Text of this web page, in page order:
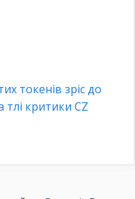
токенів зріс до
тлі критики CZ